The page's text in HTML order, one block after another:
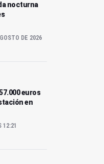
nocturna
DE 2026
euros
en
12:21